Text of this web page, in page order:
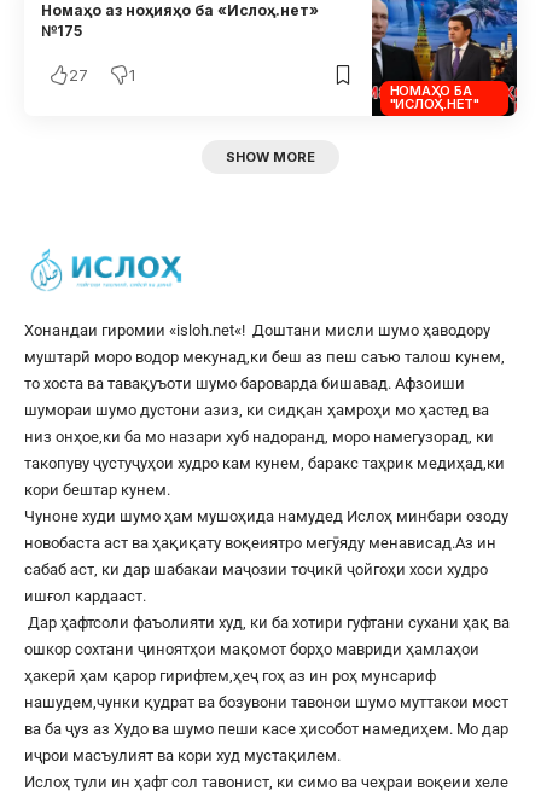
НОМАҲО БА
"ИСЛОҲ.НЕТ"
Номаҳо аз ноҳияҳо ба «Ислоҳ.нет»
№175
27 1
SHOW MORE
Хонандаи гиромии «isloh.net«! Доштани мисли шумо ҳаводору
муштарӣ моро водор мекунад,ки беш аз пеш саъю талош кунем,
то хоста ва тавақуъоти шумо бароварда бишавад. Афзоиши
шумораи шумо дустони азиз, ки сидқан ҳамроҳи мо ҳастед ва
низ онҳое,ки ба мо назари хуб надоранд, моро намегузорад, ки
такопуву ҷустуҷуҳои худро кам кунем, баракс таҳрик медиҳад,ки
кори бештар кунем.
Чуноне худи шумо ҳам мушоҳида намудед Ислоҳ минбари озоду
новобаста аст ва ҳақиқату воқеиятро мегӯяду менависад.Аз ин
сабаб аст, ки дар шабакаи маҷозии тоҷикӣ ҷойгоҳи хоси худро
ишғол кардааст.
Дар ҳафтсоли фаъолияти худ, ки ба хотири гуфтани сухани ҳақ ва
ошкор сохтани ҷиноятҳои мақомот борҳо мавриди ҳамлаҳои
ҳакерӣ ҳам қарор гирифтем,ҳеҷ гоҳ аз ин роҳ мунсариф
нашудем,чунки қудрат ва бозувони тавонои шумо муттакои мост
ва ба ҷуз аз Худо ва шумо пеши касе ҳисобот намедиҳем. Мо дар
иҷрои масъулият ва кори худ мустақилем.
Ислоҳ тули ин ҳафт сол тавонист, ки симо ва чеҳраи воқеии хеле